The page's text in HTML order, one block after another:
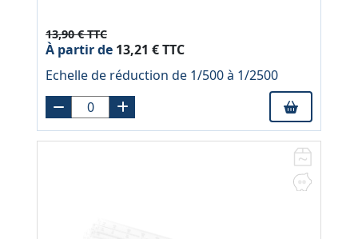
13,90 € TTC
À partir de 13,21 € TTC
Echelle de réduction de 1/500 à 1/2500